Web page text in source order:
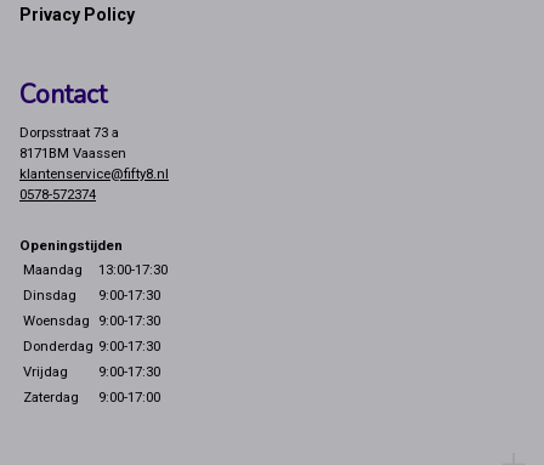
Privacy Policy
Contact
Dorpsstraat 73 a
8171BM Vaassen
klantenservice@fifty8.nl
0578-572374
Openingstijden
Maandag
13:00-17:30
Dinsdag
9:00-17:30
Woensdag
9:00-17:30
Donderdag 9:00-17:30
Vrijdag
9:00-17:30
Zaterdag
9:00-17:00